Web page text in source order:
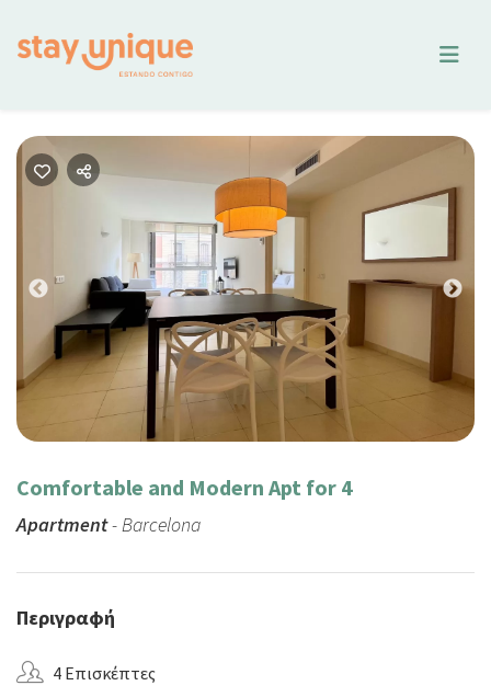
Previous
Comfortable and Modern Apt for 4
Apartment- Barcelona
Περιγραφή
4 Επισκέπτες